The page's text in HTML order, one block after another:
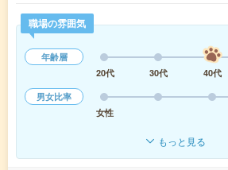
職場の雰囲気
年齢層
20代
30代 40代
男女比率
女性
もっと見る